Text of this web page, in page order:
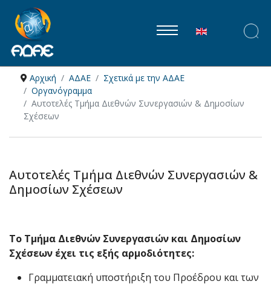
Επιλέξτε τη
Αρχική ΑΔΑΕ
Σχετικά με την ΑΔΑΕ
Οργανόγραμμα
Αυτοτελές Τμήμα Διεθνών Συνεργασιών & Δημοσίων
Σχέσεων
Αυτοτελές Τμήμα Διεθνών Συνεργασιών &
Δημοσίων Σχέσεων
Το Τμήμα Διεθνών Συνεργασιών και Δημοσίων
Σχέσεων έχει τις εξής αρμοδιότητες:
Γραμματειακή υποστήριξη του Προέδρου και των